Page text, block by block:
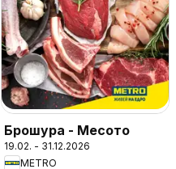
Брошура - Месото
19.02. - 31.12.2026
METRO